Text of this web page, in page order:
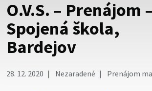
Táto stránka je zabezpečená
Buďte pozorní a vždy sa uistite, že
cez zabezpečenú webovú stránku.
O.V.S. – Prenájom –
Spojená škola,
Bardejov
28. 12. 2020 Nezaradené Prenájom